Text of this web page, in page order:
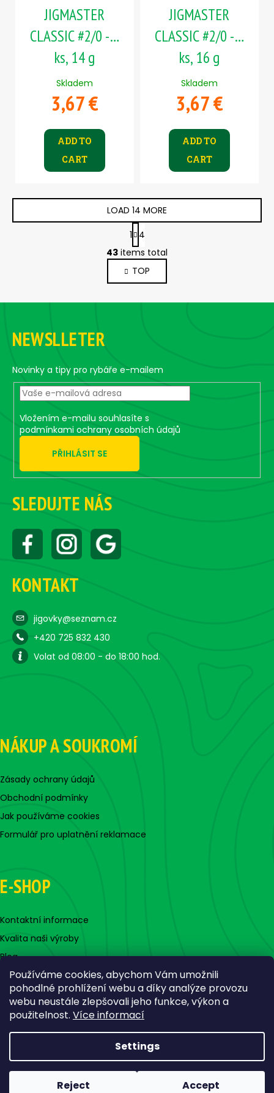
Používáme cookies, abychom Vám umožnili
pohodlné prohlížení webu a díky analýze provozu
webu neustále zlepšovali jeho funkce, výkon a
použitelnost. Více informací
Settings
Reject Accept
JIGMASTER
CLASSIC #2/0 - 5
ks, 14 g
Skladem
3,67 €
ADD TO
CART
JIGMASTER
CLASSIC #2/0 - 5
ks, 16 g
Skladem
3,67 €
ADD TO
CART
L
i
s
t
i
n
t
l
s
LOAD 14 MORE
P
a
g
i
n
a
1
4
43 items total
TOP
F
NEWSLLETER
Novinky a tipy pro rybáře e-mailem
Vložením e-mailu souhlasíte s
podmínkami ochrany osobních údajů
PŘIHLÁSIT SE
SLEDUJTE NÁS
KONTAKT
jigovky@seznam.cz
+420 725 832 430
Volat od 08:00 - do 18:00 hod.
NÁKUP A SOUKROMÍ
Zásady ochrany údajů
Obchodní podmínky
Jak používáme cookies
Formulář pro uplatnění reklamace
E-SHOP
Kontaktní informace
Kvalita naši výroby
Blog
Created by Shoptet
Copyright 2026Jigovky.cz. All rights reserved.Edit cookie